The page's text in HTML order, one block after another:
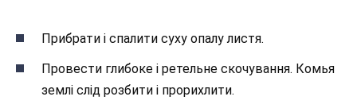
Прибрати і спалити суху опалу листя.
Провести глибоке і ретельне скочування. Комья
землі слід розбити і прорихлити.